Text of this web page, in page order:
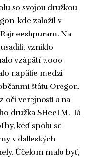
so svojou družkou
kde založil v
Na
vzniklo
vzápätí 7.000
napätie medzi
štátu Oregon.
očí verejnosti a na
družka SHeeLM. Tá
keď spolu so
v dalleských
Účelom malo byť,